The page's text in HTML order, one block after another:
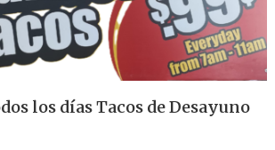
los días Tacos de Desayuno